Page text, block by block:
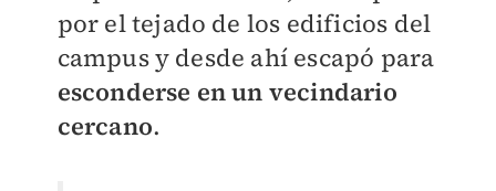
por el tejado de los edificios del
campus y desde ahí escapó para
esconderse en un vecindario
cercano.